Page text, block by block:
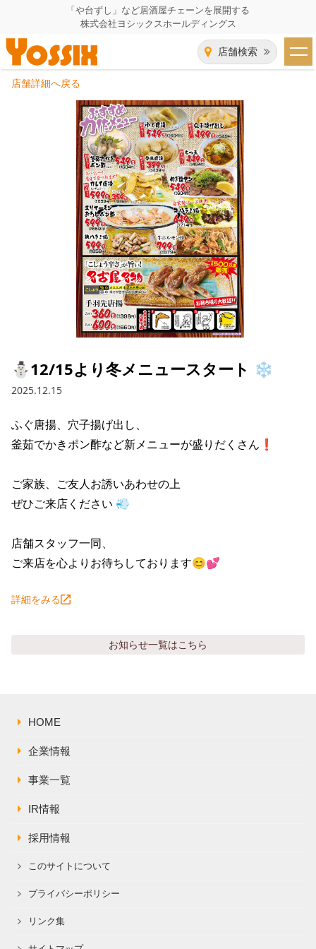
「や台ずし」など居酒屋チェーンを展開する
株式会社ヨシックスホールディングス
店舗検索
HOME
企業情報
企業情報トップ
代表者あいさつ
グループ会社
会社概要
経営陣
所在地
事業一覧
飲食事業紹介
飲食事業紹介トップ
や台ずし
ニパチ
これや
焼とりてっぱん
玉鋼
や台や
海老どて食堂
華花
IR（株主・投資家）情報
IR情報トップ
会長メッセージ
コーポレートガバナンス
業績推移
株式情報
IRライブラリ
IRライブラリトップ
決算説明資料
IRカレンダー
株価情報
電子公告
採用情報
採用情報トップ
パート・アルバイト
店舗物件・店舗施工管理業者の募集
お問い合わせ
IRお問い合わせ
プライバシーポリシー
リンク集
店舗詳細へ戻る
⛄12/15より冬メニュースタート ❄️
2025.12.15
ふぐ唐揚、穴子揚げ出し、
釜茹でかきポン酢など新メニューが盛りだくさん❗
ご家族、ご友人お誘いあわせの上
ぜひご来店ください 💨
店舗スタッフ一同、
ご来店を心よりお待ちしております😊💕
詳細をみる
お知らせ一覧はこちら
HOME
企業情報
事業一覧
IR情報
採用情報
このサイトについて
プライバシーポリシー
リンク集